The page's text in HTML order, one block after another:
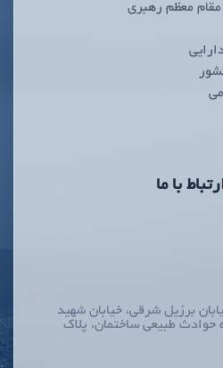
مقام معظم رهبری
با ما
برزیل شرقی، خیابان شهید
حوادث طبیعی ساختمان، پلاک